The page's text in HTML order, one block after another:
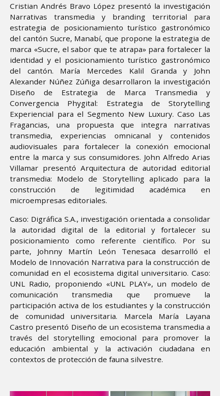
Cristian Andrés Bravo López presentó la investigación
Narrativas transmedia y branding territorial para
estrategia de posicionamiento turístico gastronómico
del cantón Sucre, Manabí, que propone la estrategia de
marca «Sucre, el sabor que te atrapa» para fortalecer la
identidad y el posicionamiento turístico gastronómico
del cantón. María Mercedes Kalil Granda y John
Alexander Núñez Zúñiga desarrollaron la investigación
Diseño de Estrategia de Marca Transmedia y
Convergencia Phygital: Estrategia de Storytelling
Experiencial para el Segmento New Luxury. Caso Las
Fragancias, una propuesta que integra narrativas
transmedia, experiencias omnicanal y contenidos
audiovisuales para fortalecer la conexión emocional
entre la marca y sus consumidores. John Alfredo Arias
Villamar presentó Arquitectura de autoridad editorial
transmedia: Modelo de Storytelling aplicado para la
construcción de legitimidad académica en
microempresas editoriales.
Caso: Digráfica S.A., investigación orientada a consolidar
la autoridad digital de la editorial y fortalecer su
posicionamiento como referente científico. Por su
parte, Johnny Martín León Tenesaca desarrolló el
Modelo de Innovación Narrativa para la construcción de
comunidad en el ecosistema digital universitario. Caso:
UNL Radio, proponiendo «UNL PLAY», un modelo de
comunicación transmedia que promueve la
participación activa de los estudiantes y la construcción
de comunidad universitaria. Marcela María Layana
Castro presentó Diseño de un ecosistema transmedia a
través del storytelling emocional para promover la
educación ambiental y la activación ciudadana en
contextos de protección de fauna silvestre.